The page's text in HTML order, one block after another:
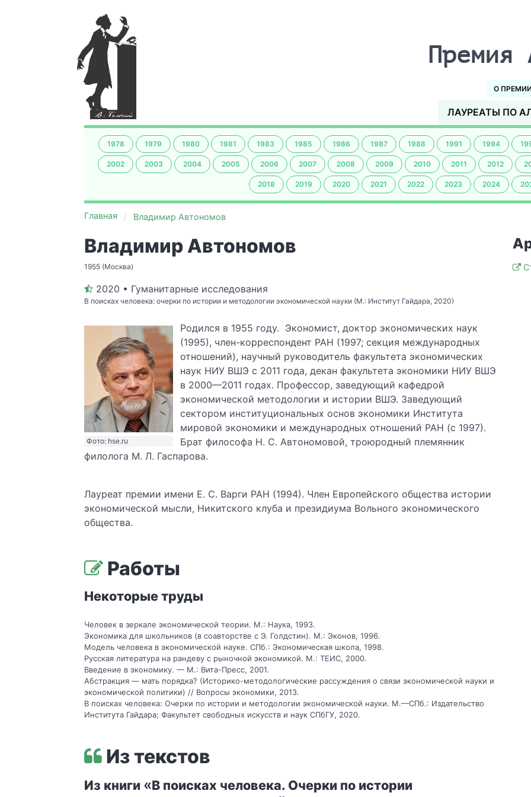
Премия
О ПРЕМИИ
ЛАУРЕАТЫ ПО
1978 1979 1980 1981 1983 1985 1986 1987 1988 1991 1994
2002 2003 2004 2005 2006 2007 2008 2009 2010 2011 2012
2018 2019 2020 2021 2022 2023 2024
Главная Владимир Автономов
Владимир Автономов
1955 (Москва)
2020 • Гуманитарные исследования
В поисках человека: очерки по истории и методологии экономической науки (М.: Институт Гайдара, 2020)
Фото: hse.ru
Родился в 1955 году. Экономист, доктор экономических наук
(1995), член-корреспондент РАН (1997; секция международных
отношений), научный руководитель факультета экономических
наук НИУ ВШЭ с 2011 года, декан факультета экономики НИУ ВШЭ
в 2000—2011 годах. Профессор, заведующий кафедрой
экономической методологии и истории ВШЭ. Заведующий
сектором институциональных основ экономики Института
мировой экономики и международных отношений РАН (с 1997).
Брат философа Н. С. Автономовой, троюродный племянник
филолога М. Л. Гаспарова.
Лауреат премии имени Е. С. Варги РАН (1994). Член Европейского общества истории
экономической мысли, Никитского клуба и президиума Вольного экономического
общества.
Работы
Некоторые труды
Человек в зеркале экономической теории. М.: Наука, 1993.
Экономика для школьников (в соавторстве с Э. Голдстин). М.: Эконов, 1996.
Модель человека в экономической науке. СПб.: Экономическая школа, 1998.
Русская литература на рандеву с рыночной экономикой. М.: ТЕИС, 2000.
Введение в экономику. — М.: Вита-Пресс, 2001.
Абстракция — мать порядка? (Историко-методологические рассуждения о связи экономической науки и
экономической политики) // Вопросы экономики, 2013.
В поисках человека: Очерки по истории и методологии экономической науки. М.—СПб.: Издательство
Института Гайдара; Факультет свободных искусств и наук СПбГУ, 2020.
Из текстов
Из книги «В поисках человека. Очерки по истории